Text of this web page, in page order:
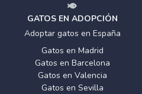
GATOS EN ADOPCIÓN
Adoptar gatos en España
Gatos en Madrid
Gatos en Barcelona
Gatos en Valencia
Gatos en Sevilla